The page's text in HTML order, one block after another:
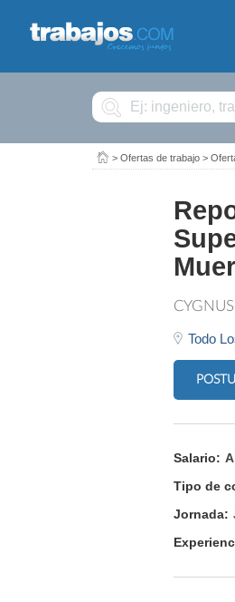
Buscar
> Ofertas de trabajo >
CYGNUS
Todo
Salario:
Tipo de
Jornada: